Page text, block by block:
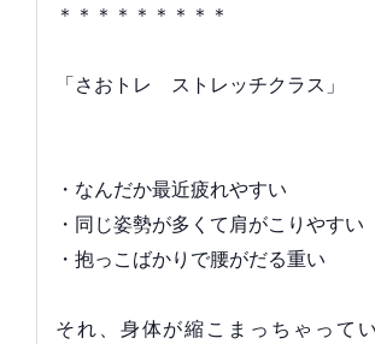
＊＊＊＊＊＊＊＊＊
「さおトレ ストレッチクラス」
・なんだか最近疲れやすい
・同じ姿勢が多くて肩がこりやすい
・抱っこばかりで腰がだる重い
それ、身体が縮こまっちゃって